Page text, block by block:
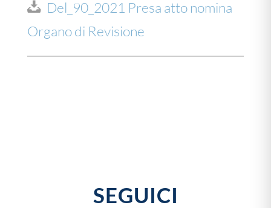
Del_90_2021 Presa atto nomina
Organo di Revisione
SEGUICI